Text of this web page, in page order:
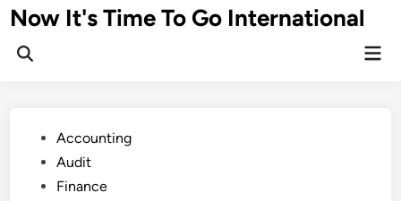
Skip
to
content
Now It's Time To Go International
PostedAccounting
Audit
Finance